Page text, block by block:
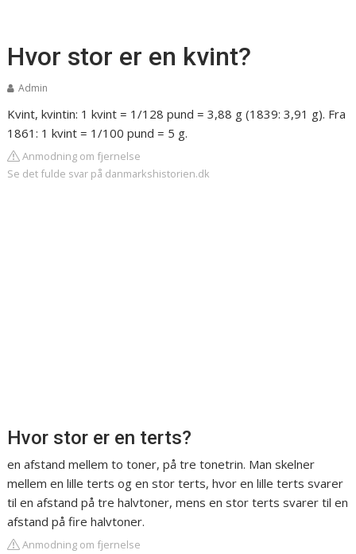
Hvor stor er en kvint?
Admin
Kvint, kvintin: 1 kvint = 1/128 pund = 3,88 g (1839: 3,91 g). Fra
1861: 1 kvint = 1/100 pund = 5 g.
Anmodning om fjernelse
Se det fulde svar på danmarkshistorien.dk
Hvor stor er en terts?
en afstand mellem to toner, på tre tonetrin. Man skelner
mellem en lille terts og en stor terts, hvor en lille terts svarer
til en afstand på tre halvtoner, mens en stor terts svarer til en
afstand på fire halvtoner.
Anmodning om fjernelse